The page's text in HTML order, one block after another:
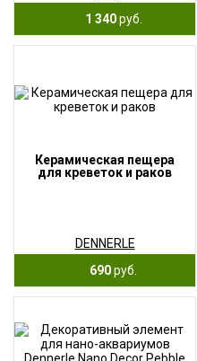
1 340руб.
Керамическая пещера
для креветок и раков
DENNERLE
690руб.